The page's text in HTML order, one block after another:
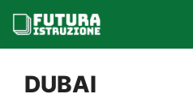
contenuto
DUBAI